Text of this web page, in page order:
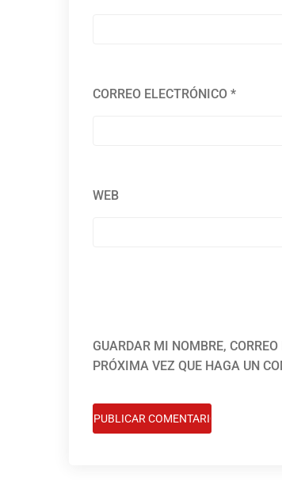
CORREO ELECTRÓNICO *
WEB
GUARDAR MI NOMBRE,
PRÓXIMA VEZ QUE HAGA UN